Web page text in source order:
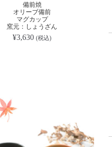
備前焼
オリーブ備前
マグカップ
窯元：しょうざん
¥3,630 (税込)